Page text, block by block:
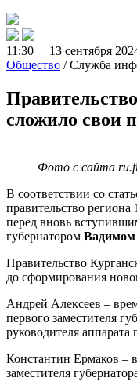
11:30 13 сентября
Общество / Служба
сложило свои
Фото с сайта
В соответствии со
правительство
перед вновь
губернатором
Правительство
до сформирования
Андрей Алексеев –
первого заместителя
руководителя аппарата
Константин Ермаков –
заместителя